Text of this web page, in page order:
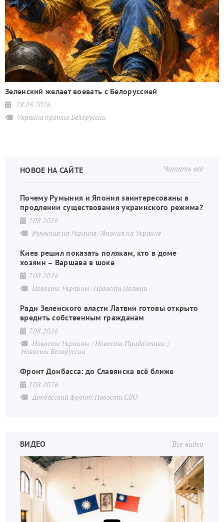
Зеленский желает воевать с Белоруссией
28.05.2026
Украина против Белоруссии
Читать все
НОВОЕ НА САЙТЕ
Почему Румыния и Япония заинтересованы в
продлении существования украинского режима?
7.08.2026
Румыния на Украине Япония на Украине
Киев решил показать полякам, кто в доме
хозяин – Варшава в шоке
7.08.2026
Новости Украины Новости Польши
Ради Зеленского власти Латвии готовы открыто
вредить собственным гражданам
7.08.2026
Новости Украины
Новости Прибалтики
Новости Белоруссии
Фронт Донбасса: до Славянска всё ближе
7.08.2026
Донбасский фронт/Новости СВО
Все видео
ВИДЕО